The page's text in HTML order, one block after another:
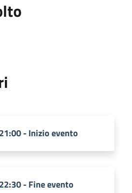
21:00 - Inizio evento
22:30 - Fine evento